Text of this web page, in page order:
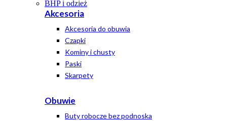
BHP i odzież
Akcesoria
Akcesoria do obuwia
Czapki
Kominy i chusty
Paski
Skarpety
Obuwie
Buty robocze bez podnoska